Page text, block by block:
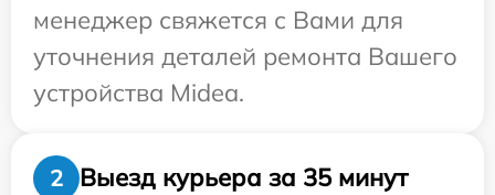
менеджер свяжется с Вами для
уточнения деталей ремонта Вашего
устройства Midea.
2
Выезд курьера за 35 минут